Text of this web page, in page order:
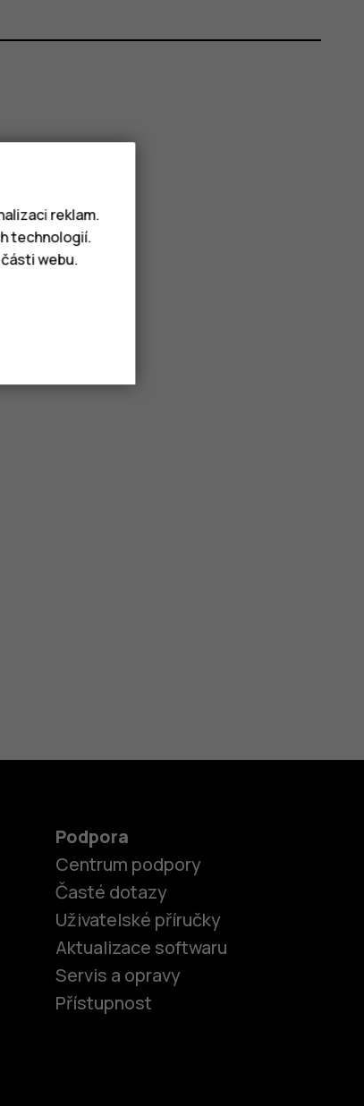
Podpora
Centrum podpory
Časté dotazy
Uživatelské příručky
Aktualizace softwaru
Servis a opravy
Přístupnost
reklam.
technologií.
webu.